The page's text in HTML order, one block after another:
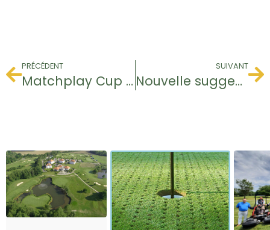
PRÉCÉDENT
Matchplay Cup 2024
SUIVANT
Nouvelle suggestion